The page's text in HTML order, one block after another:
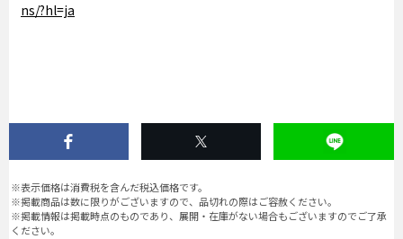
ns/?hl=ja
※表示価格は消費税を含んだ税込価格です。
※掲載商品は数に限りがございますので、品切れの際はご容赦ください。
※掲載情報は掲載時点のものであり、展開・在庫がない場合もございますのでご了承
ください。